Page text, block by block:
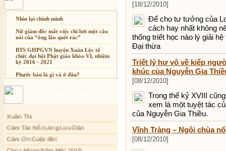
Nhìn lại chính mình
Nữ giám đốc mất việc chỉ bởi một câu
nói của “ông lão quét rác”
BTS GHPGVN huyện Xuân Lộc tổ
chức đại hội Phật giáo khóa VI, nhiệm
kỳ 2016 - 2021
Phước báu là gì và ở đâu?
Sự thương-ghét của con người
Nỗi lòng của các bệnh nhân nghèo
An Giang: Tịnh thất Quy Nguyên
phát quà từ thiện tại xã Cư Yang
Xuân Thi
Cảm Tác Nỗi Lòng Lưu Dân
Cảm Ơn Cuộc đời
Chúc Mừng Năm Mới 2018
[18/12/2010]
Để cho tư tưởng của
cách hay nhất không
thống triết học nào lý giải hệ
Đại thừa
Triết lý hư vô về kiếp
khúc của Nguyễn Gia
[08/12/2010]
Trong thế kỷ XVIII
xem là một tuyệt tác
của Nguyễn Gia Thiều.
Vĩnh Tràng – Ngôi chùa
[08/12/2010]